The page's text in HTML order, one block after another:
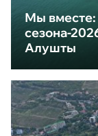
Мы
сезона-
Алушты